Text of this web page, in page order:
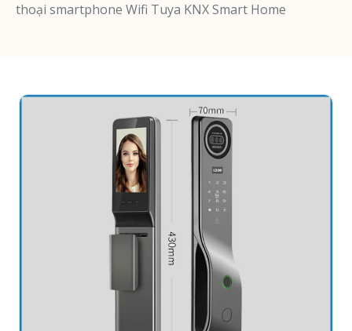
thoại smartphone Wifi Tuya KNX Smart Home